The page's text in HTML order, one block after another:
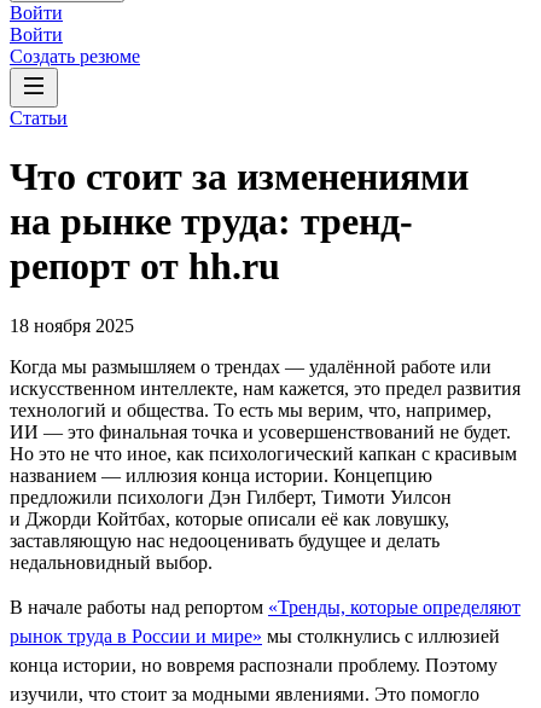
Войти
Войти
Создать резюме
Статьи
Что стоит за изменениями
на рынке труда: тренд-
репорт от hh.ru
18 ноября 2025
Когда мы размышляем о трендах — удалённой работе или
искусственном интеллекте, нам кажется, это предел развития
технологий и общества. То есть мы верим, что, например,
ИИ — это финальная точка и усовершенствований не будет.
Но это не что иное, как психологический капкан с красивым
названием — иллюзия конца истории. Концепцию
предложили психологи Дэн Гилберт, Тимоти Уилсон
и Джорди Койтбах, которые описали её как ловушку,
заставляющую нас недооценивать будущее и делать
недальновидный выбор.
В начале работы над репортом «Тренды, которые определяют
рынок труда в России и мире» мы столкнулись с иллюзией
конца истории, но вовремя распознали проблему. Поэтому
изучили, что стоит за модными явлениями. Это помогло